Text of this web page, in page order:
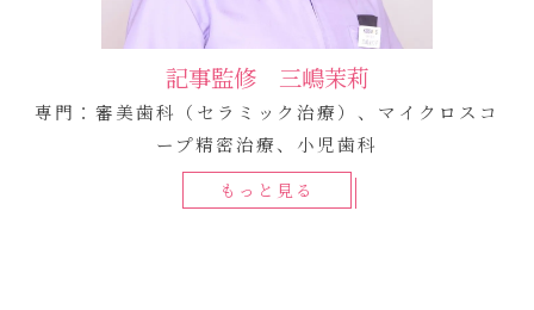
記事監修 三嶋茉莉
専門：審美歯科（セラミック治療）、マイクロスコ
ープ精密治療、小児歯科
もっと見る